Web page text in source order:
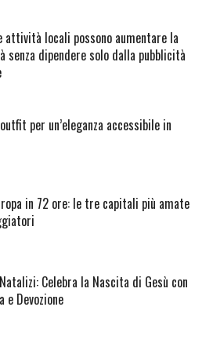
attività locali possono aumentare la
senza dipendere solo dalla pubblicità
per un’eleganza accessibile in
in 72 ore: le tre capitali più amate
Celebra la Nascita di Gesù con
e Devozione